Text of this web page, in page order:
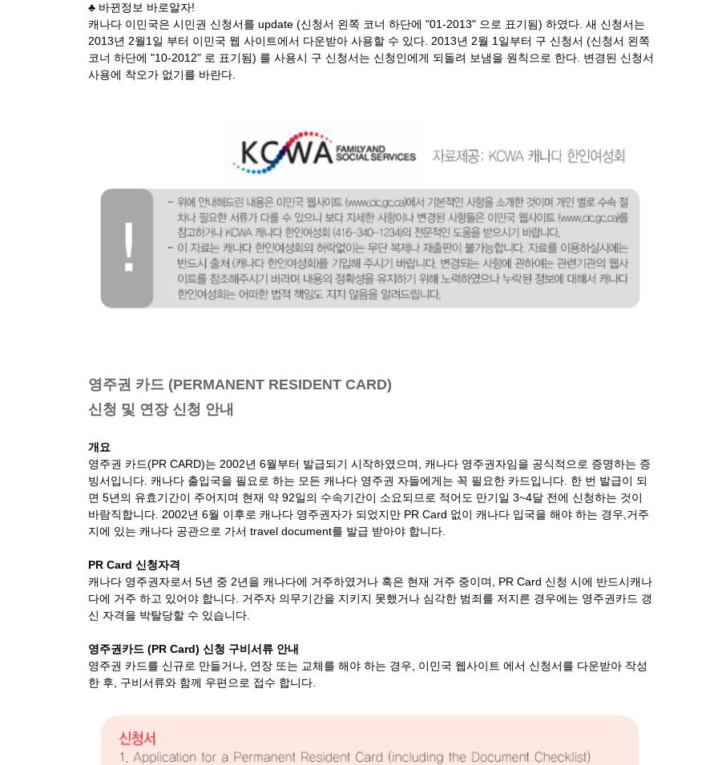
♣ 바뀐정보 바로알자!
캐나다 이민국은 시민권 신청서를 update (신청서 왼쪽 코너 하단에 "01-2013" 으로 표기됨) 하였다. 새 신청서는
2013년 2월1일 부터 이민국 웹 사이트에서 다운받아 사용할 수 있다. 2013년 2월 1일부터 구 신청서 (신청서 왼쪽
코너 하단에 "10-2012" 로 표기됨) 를 사용시 구 신청서는 신청인에게 되돌려 보냄을 원칙으로 한다. 변경된 신청서
사용에 착오가 없기를 바란다.
영주권 카드 (PERMANENT RESIDENT CARD)
신청 및 연장 신청 안내
개요
영주권 카드(PR CARD)는 2002년 6월부터 발급되기 시작하였으며, 캐나다 영주권자임을 공식적으로 증명하는 증
빙서입니다. 캐나다 출입국을 필요로 하는 모든 캐나다 영주권 자들에게는 꼭 필요한 카드입니다. 한 번 발급이 되
면 5년의 유효기간이 주어지며 현재 약 92일의 수속기간이 소요되므로 적어도 만기일 3~4달 전에 신청하는 것이
바람직합니다. 2002년 6월 이후로 캐나다 영주권자가 되었지만 PR Card 없이 캐나다 입국을 해야 하는 경우,거주
지에 있는 캐나다 공관으로 가서 travel document를 발급 받아야 합니다.
PR Card 신청자격
캐나다 영주권자로서 5년 중 2년을 캐나다에 거주하였거나 혹은 현재 거주 중이며, PR Card 신청 시에 반드시캐나
다에 거주 하고 있어야 합니다. 거주자 의무기간을 지키지 못했거나 심각한 범죄를 저지른 경우에는 영주권카드 갱
신 자격을 박탈당할 수 있습니다.
영주권카드 (PR Card) 신청 구비서류 안내
영주권 카드를 신규로 만들거나, 연장 또는 교체를 해야 하는 경우, 이민국 웹사이트 에서 신청서를 다운받아 작성
한 후, 구비서류와 함께 우편으로 접수 합니다.